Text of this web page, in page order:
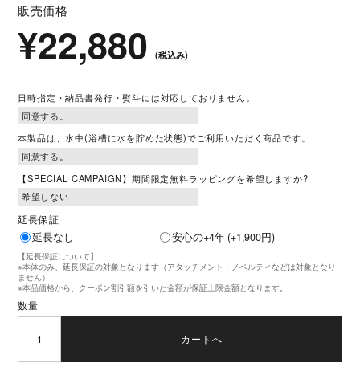
販売価格
¥22,880 (税込み)
日時指定・納品書発行・熨斗には対応しておりません。
本製品は、水中(浴槽に水を貯めた状態)でご利用いただく商品です。
【SPECIAL CAMPAIGN】期間限定無料ラッピングを希望しますか?
延長保証
延長なし 安心の+4年 (+1,900円)
【延長保証について】
※本体のみ、延長保証の対象となります（アタッチメント・ノベルティなどは対象となり
ません）
※本品価格から、クーポン割引額を引いた金額が保証上限金額となります。
数量
カートへ